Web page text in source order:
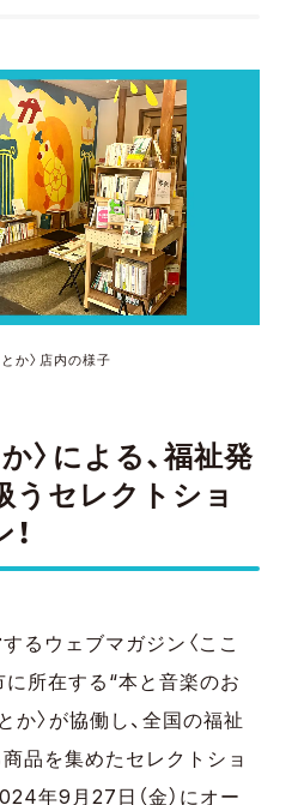
か〉店内の様子
〉による、福祉発
うセレクトショ
るウェブマガジン〈ここ
に所在する“本と音楽のお
か〉が協働し、全国の福祉
品を集めたセレクトショ
年9月27日（金）にオー